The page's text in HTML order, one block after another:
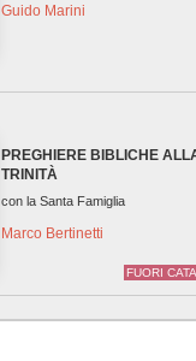
Guido Marini
PREGHIERE BIBLICHE
TRINITÀ
con la Santa Famiglia
Marco Bertinetti
FUORI